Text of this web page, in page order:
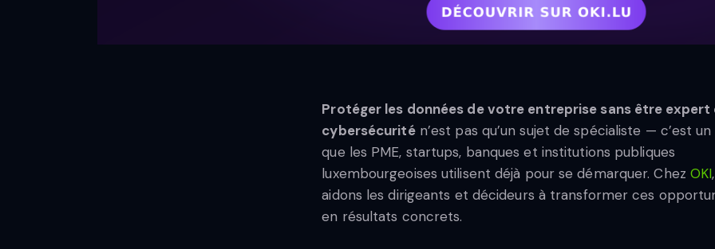
Protéger les données de votre entreprise sans être expert
cybersécuritén’est pas qu’un sujet de spécialiste — c’est
que les PME, startups, banques et institutions publiques
luxembourgeoises utilisent déjà pour se démarquer. Chez OKI
aidons les dirigeants et décideurs à transformer ces
en résultats concrets.